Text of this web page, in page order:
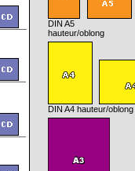
DIN A5
hauteur/oblong
DIN A4 hauteur/oblong